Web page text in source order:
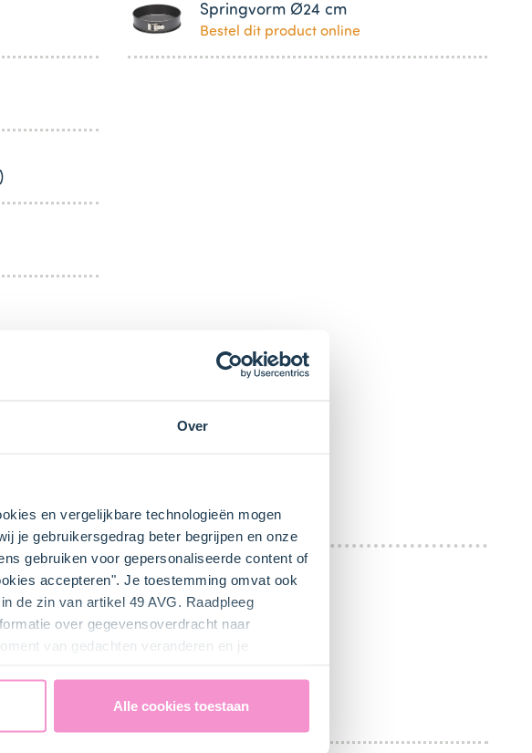
Over
en vergelijkbare technologieën mogen
je gebruikersgedrag beter begrijpen en onze
gebruiken voor gepersonaliseerde content of
accepteren". Je toestemming omvat ook
de zin van artikel 49 AVG. Raadpleeg
over gegevensoverdracht naar
van gedachten veranderen en je
Alle cookies toestaan
Springvorm Ø24 cm
Bestel dit product online